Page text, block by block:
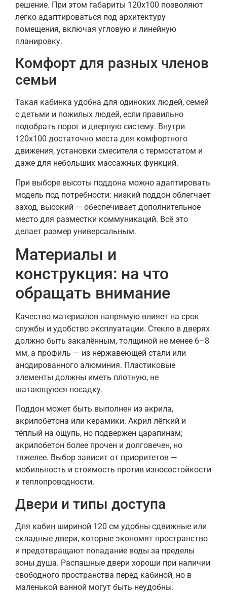
решение. При этом габариты 120х100 позволяют
легко адаптироваться под архитектуру
помещения, включая угловую и линейную
планировку.
Комфорт для разных членов
семьи
Такая кабинка удобна для одиноких людей, семей
с детьми и пожилых людей, если правильно
подобрать порог и дверную систему. Внутри
120х100 достаточно места для комфортного
движения, установки смесителя с термостатом и
даже для небольших массажных функций.
При выборе высоты поддона можно адаптировать
модель под потребности: низкий поддон облегчает
заход, высокий — обеспечивает дополнительное
место для разместки коммуникаций. Всё это
делает размер универсальным.
Материалы и
конструкция: на что
обращать внимание
Качество материалов напрямую влияет на срок
службы и удобство эксплуатации. Стекло в дверях
должно быть закалённым, толщиной не менее 6–8
мм, а профиль — из нержавеющей стали или
анодированного алюминия. Пластиковые
элементы должны иметь плотную, не
шатающуюся посадку.
Поддон может быть выполнен из акрила,
акрилобетона или керамики. Акрил лёгкий и
тёплый на ощупь, но подвержен царапинам;
акрилобетон более прочен и долговечен, но
тяжелее. Выбор зависит от приоритетов —
мобильность и стоимость против износостойкости
и теплопроводности.
Двери и типы доступа
Для кабин шириной 120 см удобны сдвижные или
складные двери, которые экономят пространство
и предотвращают попадание воды за пределы
зоны душа. Распашные двери хороши при наличии
свободного пространства перед кабиной, но в
маленькой ванной могут быть неудобны.